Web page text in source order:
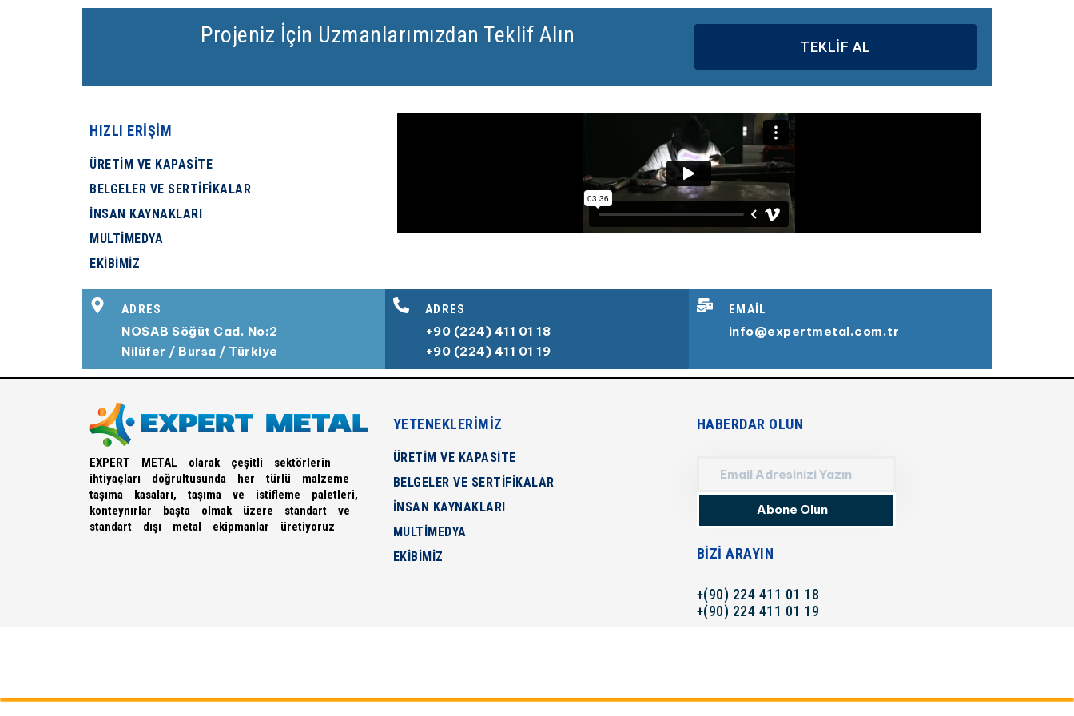
Projeniz İçin Uzmanlarımızdan Teklif Alın TEKLİF AL
HIZLI ERİŞİM
ÜRETİM VE KAPASİTE
BELGELER VE SERTİFİKALAR
İNSAN KAYNAKLARI
MULTİMEDYA
EKİBİMİZ
ADRES​
NOSAB Söğüt Cad. No:2
Nilüfer / Bursa / Türkiye
ADRES​
+90 (224) 411 01 18
+90 (224) 411 01 19
EMAIL
info@expertmetal.com.tr
EXPERT METAL olarak çeşitli sektörlerin
ihtiyaçları doğrultusunda her türlü malzeme
taşıma kasaları, taşıma ve istifleme paletleri,
konteynırlar başta olmak üzere standart ve
standart dışı metal ekipmanlar üretiyoruz
YETENEKLERİMİZ
ÜRETİM VE KAPASİTE
BELGELER VE SERTİFİKALAR
İNSAN KAYNAKLARI
MULTİMEDYA
EKİBİMİZ
HABERDAR OLUN
Abone Olun
BIZI ARAYIN
+(90) 224 411 01 18
+(90) 224 411 01 19